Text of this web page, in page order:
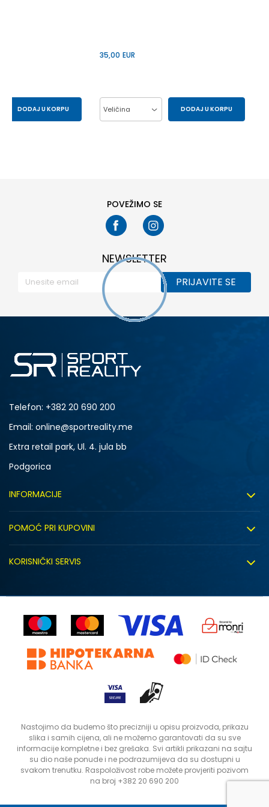
DODAJ U KORPU
35,00 EUR
Veličina DODAJ U KORPU
POVEŽIMO SE
NEWSLETTER
PRIJAVITE SE
Telefon: +382 20 690 200
Email: online@sportreality.me
Extra retail park, Ul. 4. jula bb
Podgorica
INFORMACIJE
Zapošljavanje
Sindikalna prodaja
Kontakt
Prodavnice
POMOĆ PRI KUPOVINI
Kako kupiti
Uputstvo za registraciju
KORISNIČKI SERVIS
Reklamacije
Povrat robe i povrat sredstava
Status porudžbine
Nastojimo da budemo što precizniji u opisu proizvoda, prikazu
slika i samih cijena, ali ne možemo garantovati da su sve
informacije kompletne i bez grešaka. Svi artikli prikazani na sajtu
su dio naše ponude i ne podrazumijeva da su dostupni u
svakom trenutku. Raspoloživost robe možete provjeriti pozivom
na broj +382 20 690 200